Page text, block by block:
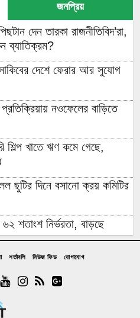
জনপ্রিয়
দেন তারকা রাজনীতিবিদ’রা,
ব্যাতিক্রম?
দেশে ফেরার আর সুযোগ
নওফেলের বাড়িতে
শিল্প খাতে ঋণ কমে গেছে,
ছুটির দিনে বসানো ক্রয় কমিটির
৬২ শতাংশ নির্ভরতা, বাড়ছে
যাত্রা: আগস্টে জাতীয়
শর্তাবলি নিউজ ফিড যোগাযোগ